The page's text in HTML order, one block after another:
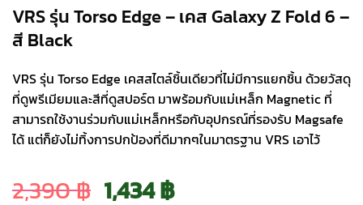
VRS รุ่น Torso Edge – เคส Galaxy Z Fold 6 –
สี Black
VRS รุ่น Torso Edge เคสสไตล์ชิ้นเดียวที่ไม่มีการแยกชิ้น ด้วยวัสดุ
ที่ดูพรีเมียมและสีที่ดูสปอร์ต มาพร้อมกับแม่เหล็ก Magnetic ที่
สามารถใช้งานร่วมกับแม่เหล็กหรือกับอุปกรณ์ที่รองรับ Magsafe
ได้ แต่ก็ยังไม่ทิ้งการปกป้องที่ดีมากๆในมาตรฐาน VRS เอาไว้
2,390฿ Original
1,434฿Current